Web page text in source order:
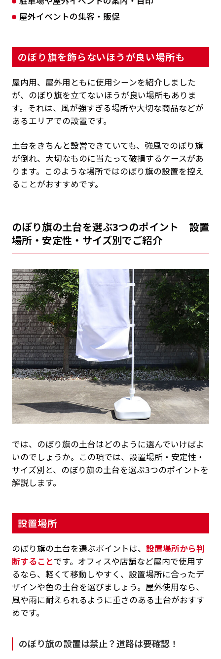
屋外イベントの集客・販促
のぼり旗を飾らないほうが良い場所も
屋内用、屋外用ともに使用シーンを紹介しました
が、のぼり旗を立てないほうが良い場所もありま
す。それは、風が強すぎる場所や大切な商品などが
あるエリアでの設置です。
土台をきちんと設営できていても、強風でのぼり旗
が倒れ、大切なものに当たって破損するケースがあ
ります。このような場所ではのぼり旗の設置を控え
ることがおすすめです。
のぼり旗の土台を選ぶ3つのポイント 設置
場所・安定性・サイズ別でご紹介
では、のぼり旗の土台はどのように選んでいけばよ
いのでしょうか。この項では、設置場所・安定性・
サイズ別と、のぼり旗の土台を選ぶ3つのポイントを
解説します。
設置場所
のぼり旗の土台を選ぶポイントは、 設置場所から判
断することです。オフィスや店舗など屋内で使用す
るなら、軽くて移動しやすく、設置場所に合ったデ
ザインや色の土台を選びましょう。屋外使用なら、
風や雨に耐えられるように重さのある土台がおすす
めです。
のぼり旗の設置は禁止？道路は要確認！